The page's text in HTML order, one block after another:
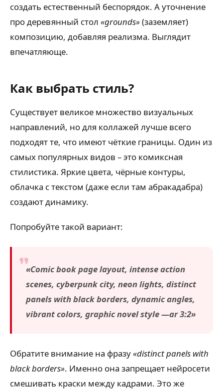
создать естественный беспорядок. А уточнение
про деревянный стол «grounds»(заземляет)
композицию, добавляя реализма. Выглядит
впечатляюще.
Как выбрать стиль?
Существует великое множество визуальных
направлений, но для коллажей лучше всего
подходят те, что имеют чёткие границы. Один из
самых популярных видов – это комиксная
стилистика. Яркие цвета, чёрные контуры,
облачка с текстом (даже если там абракадабра)
создают динамику.
Попробуйте такой вариант:
«Comic book page layout, intense action
scenes, cyberpunk city, neon lights, distinct
panels with black borders, dynamic angles,
vibrant colors, graphic novel style —ar 3:2»
Обратите внимание на фразу«distinct panels with
black borders». Именно она запрещает нейросети
смешивать краски между кадрами. Это же